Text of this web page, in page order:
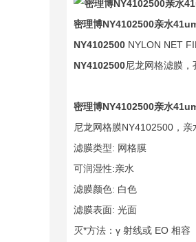
密理博NY4102500亲水
NY4102500 NYLON NET
NY4102500尼龙网格滤膜
密理博NY4102500亲水
尼龙网格膜NY4102500，
滤膜类型: 网格膜
可润湿性:亲水
滤膜颜色: 白色
滤膜表面: 光面
灭*方法：γ 射线或 EO 相容